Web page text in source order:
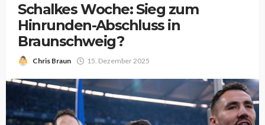
Schalkes Woche: Sieg zum
Hinrunden-Abschluss in
Braunschweig?
Chris Braun 15. Dezember 2025